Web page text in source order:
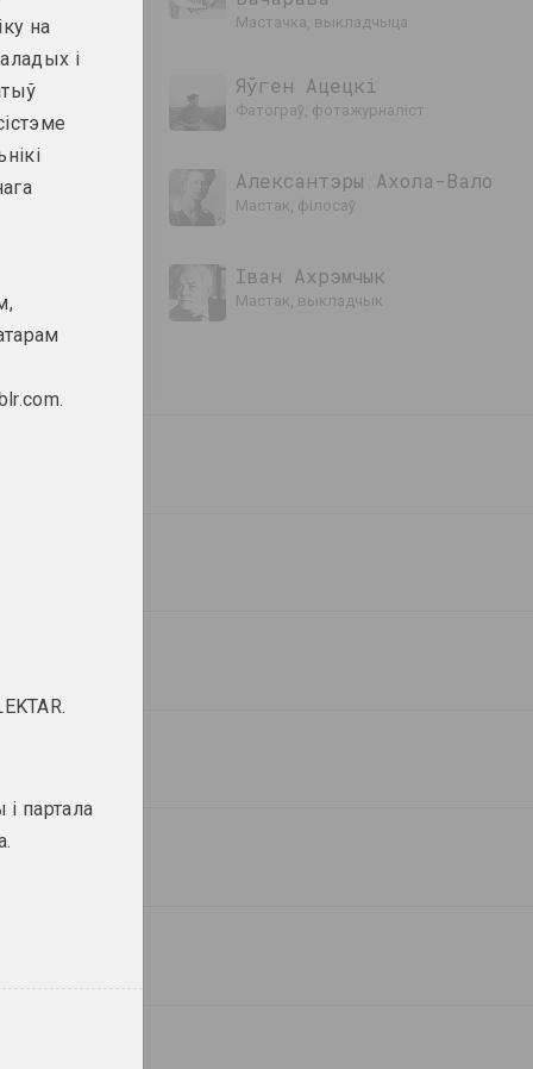
мастачка, выкладчыца
Яўген Ацецкі
фатограў, фотажурналіст
Алексантэры Ахола-Вало
мастак, філосаў
Іван Ахрэмчык
мастак, выкладчык
на
і
партала